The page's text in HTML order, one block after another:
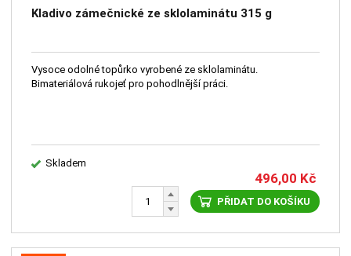
Kladivo zámečnické ze sklolaminátu 315 g
Vysoce odolné topůrko vyrobené ze sklolaminátu.
Bimateriálová rukojeť pro pohodlnější práci.
Skladem
496,00 Kč
PŘIDAT DO KOŠÍKU